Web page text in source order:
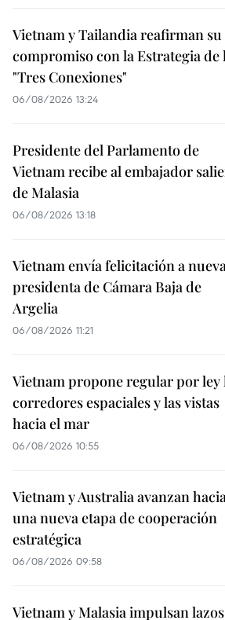
Vietnam y Tailandia reafirman su
compromiso con la Estrategia de
"Tres Conexiones"
06/08/2026 13:24
Presidente del Parlamento de
Vietnam recibe al embajador
de Malasia
06/08/2026 13:18
Vietnam envía felicitación a
presidenta de Cámara Baja de
Argelia
06/08/2026 11:21
Vietnam propone regular por ley
corredores espaciales y las vistas
hacia el mar
06/08/2026 10:55
Vietnam y Australia avanzan
una nueva etapa de cooperación
estratégica
06/08/2026 09:58
Vietnam y Malasia impulsan